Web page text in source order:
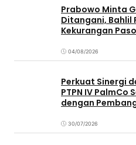
Prabowo Minta
Ditangani, Bahlil
Kekurangan
04/08/2026
Perkuat Sinergi
PTPN IV
dengan
30/07/2026